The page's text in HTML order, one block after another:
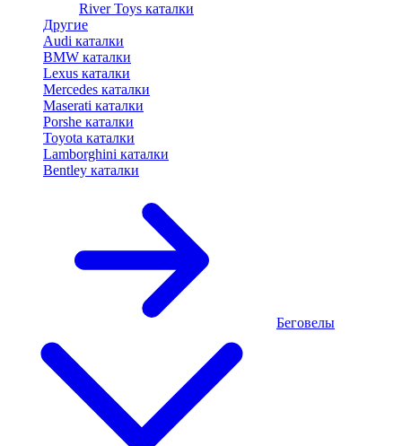
River Toys каталки
Другие
Audi каталки
BMW каталки
Lexus каталки
Mercedes каталки
Maserati каталки
Porshe каталки
Toyota каталки
Lamborghini каталки
Bentley каталки
Беговелы